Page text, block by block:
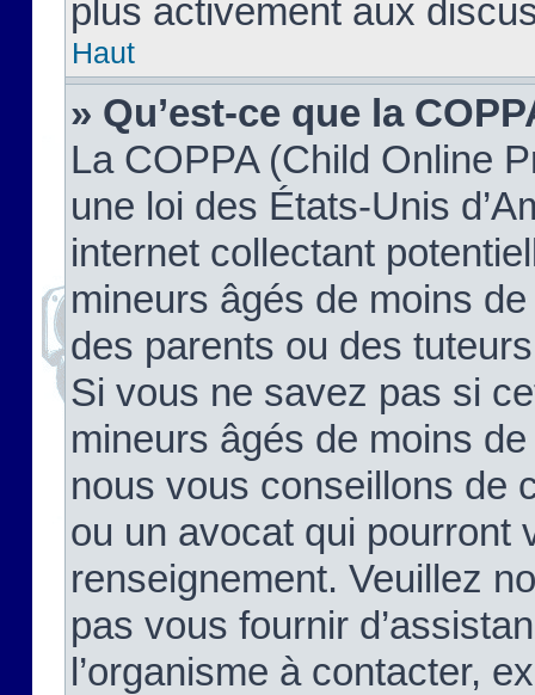
plus activement aux
Haut
» Qu’est-ce que la
La COPPA (Child Online
une loi des États-Unis
internet collectant
mineurs âgés de moins
des parents ou des
Si vous ne savez pas si
mineurs âgés de moins
nous vous conseillons de
ou un avocat qui pourront
renseignement. Veuillez
pas vous fournir
l’organisme à contacter,